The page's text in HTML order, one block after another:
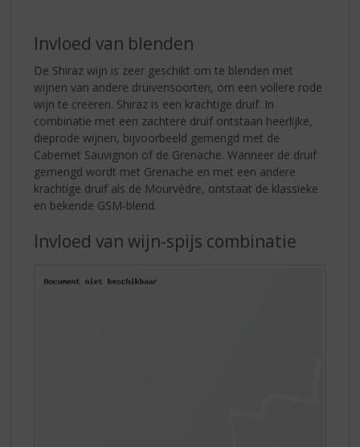
Invloed van blenden
De Shiraz wijn is zeer geschikt om te blenden met
wijnen van andere druivensoorten, om een vollere rode
wijn te creëren. Shiraz is een krachtige druif. In
combinatie met een zachtere druif ontstaan heerlijke,
dieprode wijnen, bijvoorbeeld gemengd met de
Cabernet Sauvignon of de Grenache. Wanneer de druif
gemengd wordt met Grenache en met een andere
krachtige druif als de Mourvèdre, ontstaat de klassieke
en bekende GSM-blend.
Invloed van wijn-spijs combinatie